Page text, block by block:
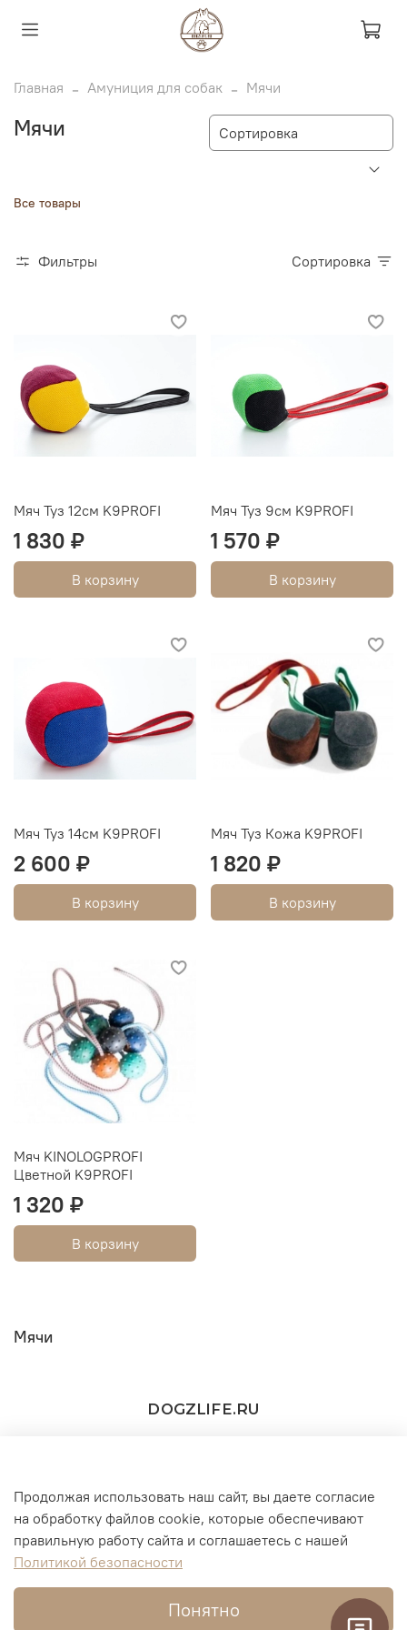
Главная Амуниция для собак Мячи
Мячи
Все товары
Фильтры Сортировка
Мяч Туз 12см K9PROFI
1 830 ₽
В корзину
Мяч Туз 9см K9PROFI
1 570 ₽
В корзину
Мяч Туз 14см K9PROFI
2 600 ₽
В корзину
Мяч Туз Кожа K9PROFI
1 820 ₽
В корзину
Мяч KINOLOGPROFI
Цветной K9PROFI
1 320 ₽
В корзину
Мячи
+7(916) 860-11-73 (WhatsApp/Telegram/MAX))
г. Москва
DOGZLIFE.RU
Продолжая использовать наш сайт, вы даете согласие
на обработку файлов cookie, которые обеспечивают
правильную работу сайта и соглашаетесь с нашей
Политикой безопасности
Понятно